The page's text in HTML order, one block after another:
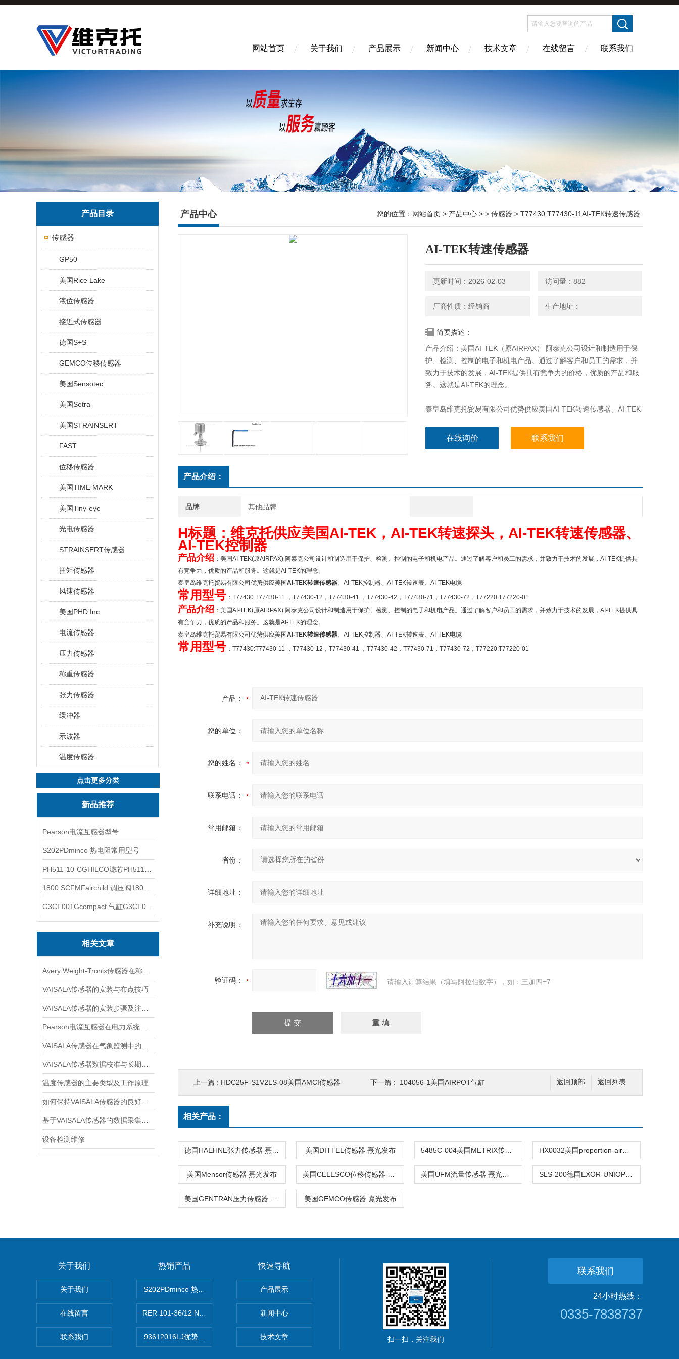
网站首页 关于我们 产品展示 新闻中心 技术文章 在线留言 联系我们
产品目录
传感器
GP50
美国Rice Lake
液位传感器
接近式传感器
德国S+S
GEMCO位移传感器
美国Sensotec
美国Setra
美国STRAINSERT
FAST
位移传感器
美国TIME MARK
美国Tiny-eye
光电传感器
STRAINSERT传感器
扭矩传感器
风速传感器
美国PHD Inc
电流传感器
压力传感器
称重传感器
张力传感器
缓冲器
示波器
温度传感器
点击更多分类
新品推荐
Pearson电流互感器型号
S202PDminco 热电阻常用型号
相关文章
VAISALA传感器的安装与布点技巧
温度传感器的主要类型及工作原理
设备检测维修
产品中心 您的位置： 网站首页 > 产品中心 > > 传感器 > T77430:T77430-11AI-TEK转速传感器
AI-TEK转速传感器
更新时间：2026-02-03 访问量：882
厂商性质：经销商 生产地址：
简要描述：
产品介绍：美国AI-TEK（原AIRPAX） 阿泰克公司设计和制造用于保
护、检测、控制的电子和机电产品。通过了解客户和员工的需求，并
致力于技术的发展，AI-TEK提供具有竞争力的价格，优质的产品和服
务。这就是AI-TEK的理念。
秦皇岛维克托贸易有限公司优势供应美国AI-TEK转速传感器、AI-TEK
在线询价 联系我们
产品介绍：
品牌 其他品牌
H标题：维克托供应美国AI-TEK，AI-TEK转速探头， AI-TEK转速传感器、
AI-TEK控制器
产品介绍 ：美国AI-TEK(原AIRPAX) 阿泰克公司设计和制造用于保护、检测、控制的电子和机电产品。通过了解客户和员工的需求，并致力于技术的发展，AI-TEK提供具
有竞争力，优质的产品和服务。这就是AI-TEK的理念。
秦皇岛维克托贸易有限公司优势供应美国AI-TEK转速传感器、AI-TEK控制器、AI-TEK转速表、AI-TEK电缆
常用型号 ：T77430:T77430-11 ，T77430-12，T77430-41 ，T77430-42，T77430-71，T77430-72，T77220:T77220-01
产品介绍 ：美国AI-TEK(原AIRPAX) 阿泰克公司设计和制造用于保护、检测、控制的电子和机电产品。通过了解客户和员工的需求，并致力于技术的发展，AI-TEK提供具
有竞争力，优质的产品和服务。这就是AI-TEK的理念。
秦皇岛维克托贸易有限公司优势供应美国AI-TEK转速传感器、AI-TEK控制器、AI-TEK转速表、AI-TEK电缆
常用型号 ：T77430:T77430-11 ，T77430-12，T77430-41 ，T77430-42，T77430-71，T77430-72，T77220:T77220-01
产品：
您的单位：
您的姓名：
联系电话：
常用邮箱：
省份：
详细地址：
补充说明：
验证码： 请输入计算结果（填写阿拉伯数字），如：三加四=7
返回列表
返回顶部
上一篇 : HDC25F-S1V2LS-08美国AMCI传感器 下一篇 : 104056-1美国AIRPOT气缸
相关产品：
美国DITTEL传感器 熹光发布
美国Mensor传感器 熹光发布
美国GEMCO传感器 熹光发布
关于我们
关于我们
在线留言
联系我们
热销产品
S202PDminco 热电阻
RER 101-36/12 NHH离心EBMPAPST 风扇
93612016LJ优势供应美国BEI编码器
快速导航
产品展示
新闻中心
技术文章 扫一扫，关注我们
联系我们
24小时热线：
0335-7838737